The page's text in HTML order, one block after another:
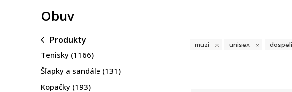
Obuv
Produkty
Tenisky (1166)
Šľapky a sandále (131)
Kopačky (193)
muzi unisex dospeli